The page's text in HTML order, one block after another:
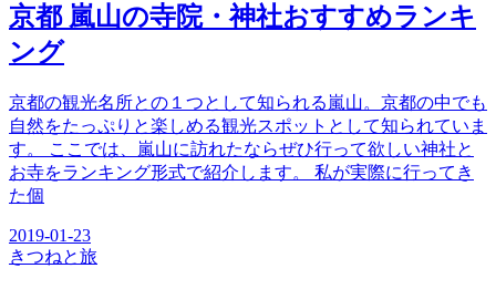
京都 嵐山の寺院・神社おすすめランキ
ング
京都の観光名所との１つとして知られる嵐山。京都の中でも
自然をたっぷりと楽しめる観光スポットとして知られていま
す。 ここでは、嵐山に訪れたならぜひ行って欲しい神社と
お寺をランキング形式で紹介します。 私が実際に行ってき
た個
2019-01-23
きつねと旅